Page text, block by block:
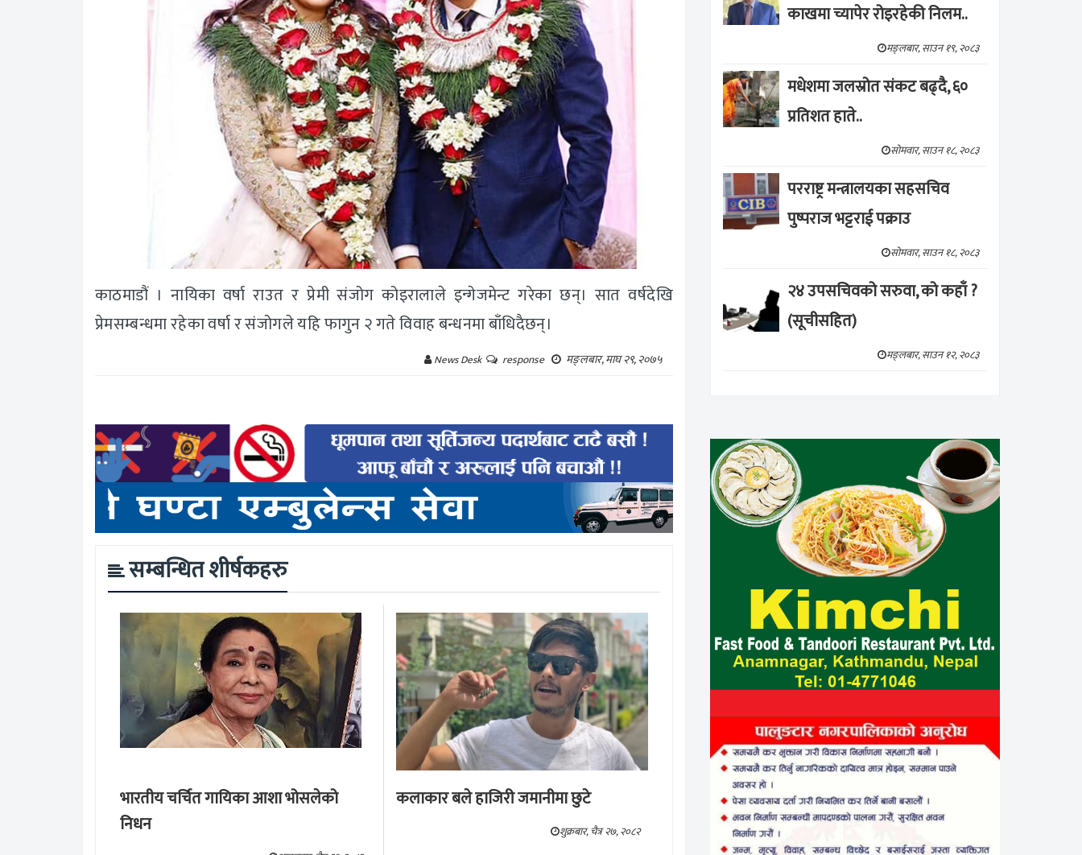
काठमाडौं । नायिका वर्षा राउत र प्रेमी संजोग कोइरालाले इन्गेजमेन्ट गरेका छन्। सात वर्षदेखि
प्रेमसम्बन्धमा रहेका वर्षा र संजोगले यहि फागुन २ गते विवाह बन्धनमा बाँधिदैछन्।
News Desk response मङ्लबार, माघ २९, २०७५
सम्बन्धित शीर्षकहरु
भारतीय चर्चित गायिका आशा भोसलेको
निधन
कलाकार बले हाजिरी जमानीमा छुटे
शुक्रबार, चैत्र २७, २०८२
काखमा च्यापेर रोइरहेकी निलम..
मङ्लबार, साउन १९, २०८३
मधेशमा जलस्रोत संकट बढ्दै, ६०
प्रतिशत हाते..
सोमवार, साउन १८, २०८३
परराष्ट्र मन्त्रालयका सहसचिव
पुष्पराज भट्टराई पक्राउ
सोमवार, साउन १८, २०८३
२४ उपसचिवको सरुवा, को कहाँ ?
(सूचीसहित)
मङ्लबार, साउन १२, २०८३